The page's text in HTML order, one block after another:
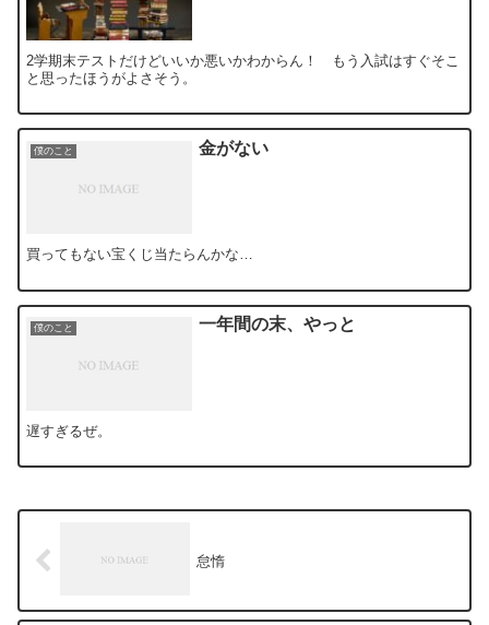
2学期末テストだけどいいか悪いかわからん！ もう入試はすぐそこ
と思ったほうがよさそう。
僕のこと 金がない
買ってもない宝くじ当たらんかな…
僕のこと 一年間の末、やっと
遅すぎるぜ。
怠惰